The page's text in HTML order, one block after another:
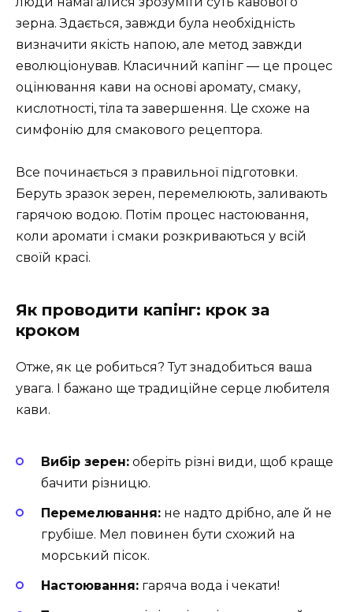
зерна. Здається, завжди була необхідність
визначити якість напою, але метод завжди
еволюціонував. Класичний капінг — це процес
оцінювання кави на основі аромату, смаку,
кислотності, тіла та завершення. Це схоже на
симфонію для смакового рецептора.
Все починається з правильної підготовки.
Беруть зразок зерен, перемелюють, заливають
гарячою водою. Потім процес настоювання,
коли аромати і смаки розкриваються у всій
своїй красі.
Як проводити капінг: крок за
кроком
Отже, як це робиться? Тут знадобиться ваша
увага. І бажано ще традиційне серце любителя
кави.
Вибір зерен: оберіть різні види, щоб краще
бачити різницю.
Перемелювання: не надто дрібно, але й не
грубіше. Мел повинен бути схожий на
морський пісок.
Настоювання: гаряча вода і чекати!